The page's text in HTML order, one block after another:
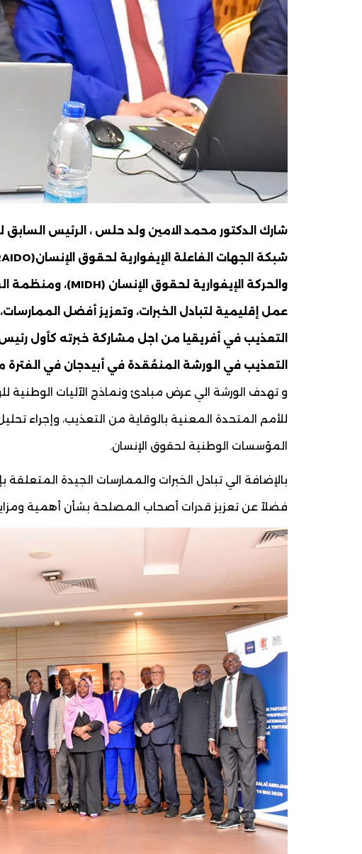
شارك الدكتور محمد الامين ولد حلس ، الرئيس السابق
عمل إقليمية لتبادل الخبرات، وتعزيز أفضل
التعذيب في أفريقيا من اجل مشاركة خبرته كأول رئيس
التعذيب في الورشة المنعُقدة في أبيدجان في الفترة من 12 إلى 14 مايو
و تهدف الورشة الي عرض مبادئ ونماذج الآليات الوطنية
للأمم المتحدة المعنية بالوقاية من التعذيب، وإجراء
المؤسسات الوطنية لحقوق الإنسان.
بالإضافة الي تبادل الخبرات والممارسات الجيدة
فضلاً عن تعزيز قدرات أصحاب المصلحة بشأن أهمية ومزايا